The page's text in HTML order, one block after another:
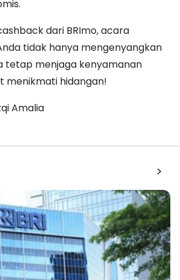
dari BRImo, acara
tidak hanya mengenyangkan
tetap menjaga kenyamanan
menikmati hidangan!
Amalia
>